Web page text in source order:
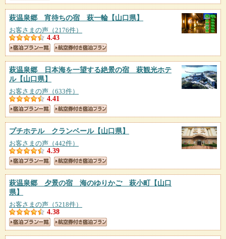
萩温泉郷 宵待ちの宿 萩一輪【山口県】
お客さまの声（2176件）
4.43
萩温泉郷 日本海を一望する絶景の宿 萩観光ホテ
ル【山口県】
お客さまの声（633件）
4.41
プチホテル クランベール【山口県】
お客さまの声（442件）
4.39
萩温泉郷 夕景の宿 海のゆりかご 萩小町【山口
県】
お客さまの声（5218件）
4.38